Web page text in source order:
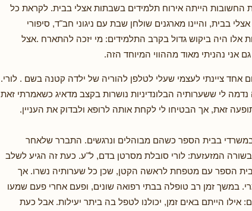
הייתה אירוח תלמידים בשבתות אצלי בבית. לקראת כל
בבית, והיינו מארגנים שולחן שבת עם ניגוני חב"ד, סיפורי
אלו היה ביקוש גדול בקרב התלמידים: מי יזכה להתארח .אצל
נהניתי מאוד מההווי המיוחד הזה.
אחד ציינתי לעצמי שעלי לטלפן להוריה של ילדה קטנה בשם . לורי.
לי ששערותיה הבלונדיניות נושרות בקצב מדאיג כשאמרתי זאת
זאת, אך הבטיחו לי לקחת אותה לרופא ולבדוק את העניין.
במשרדי בבית הספר כשהם מבוהלים ונרגשים. התברר שלאחר
המזעזעת: לורי סובלת מסרטן בדם, ל"ע. כעת זה הגיע לשלב
הספר עם מטפחת לראשה הקטן, שכן כל שערותיה נשרו. אך
במשך זמן רב טופלה בבתי רפואה שונים, ופעם אחרי פעם שמעו
אילו הייתם באים זמן, יכולנו לטפל בה ביתר יעילות. אבל כעת